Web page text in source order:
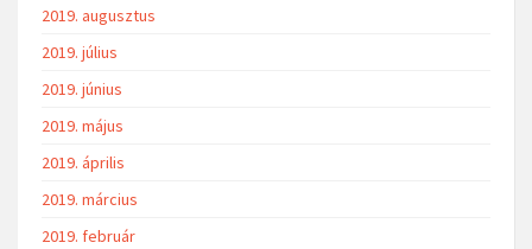
2019. augusztus
2019. július
2019. június
2019. május
2019. április
2019. március
2019. február